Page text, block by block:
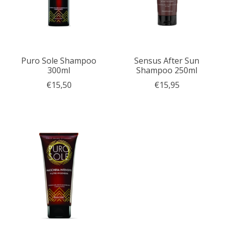
Puro Sole Shampoo
300ml
€15,50
Sensus After Sun
Shampoo 250ml
€15,95